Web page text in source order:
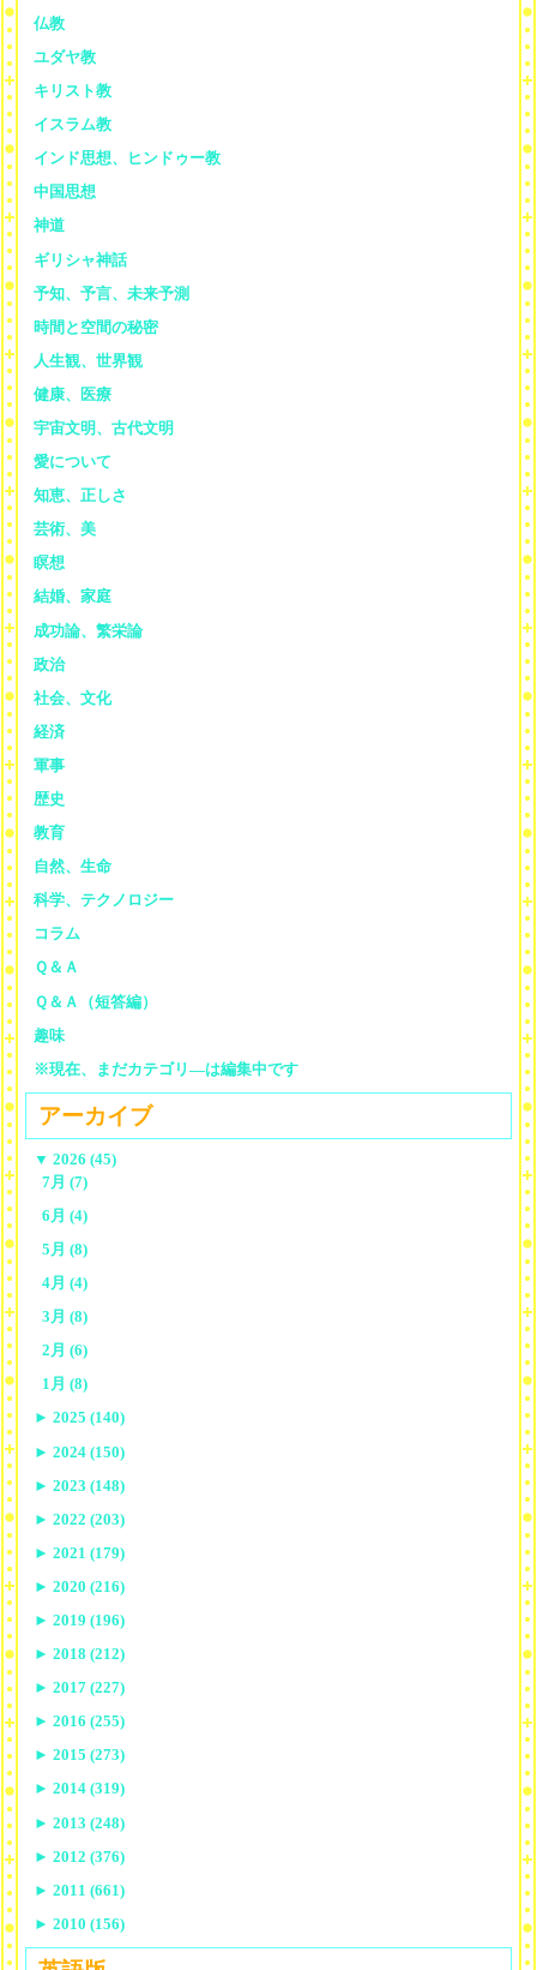
仏教
ユダヤ教
キリスト教
イスラム教
インド思想、ヒンドゥー教
中国思想
神道
ギリシャ神話
予知、予言、未来予測
時間と空間の秘密
人生観、世界観
健康、医療
宇宙文明、古代文明
愛について
知恵、正しさ
芸術、美
瞑想
結婚、家庭
成功論、繁栄論
政治
社会、文化
経済
軍事
歴史
教育
自然、生命
科学、テクノロジー
コラム
Ｑ＆Ａ
Ｑ＆Ａ（短答編）
趣味
※現在、まだカテゴリ—は編集中です
アーカイブ
▼ 2026 (45)
7月 (7)
6月 (4)
5月 (8)
4月 (4)
3月 (8)
2月 (6)
1月 (8)
► 2025 (140)
► 2024 (150)
► 2023 (148)
► 2022 (203)
► 2021 (179)
► 2020 (216)
► 2019 (196)
► 2018 (212)
► 2017 (227)
► 2016 (255)
► 2015 (273)
► 2014 (319)
► 2013 (248)
► 2012 (376)
► 2011 (661)
► 2010 (156)